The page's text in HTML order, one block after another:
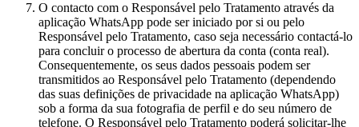
O contacto com o Responsável pelo Tratamento através da
aplicação WhatsApp pode ser iniciado por si ou pelo
Responsável pelo Tratamento, caso seja necessário contactá-lo
para concluir o processo de abertura da conta (conta real).
Consequentemente, os seus dados pessoais podem ser
transmitidos ao Responsável pelo Tratamento (dependendo
das suas definições de privacidade na aplicação WhatsApp)
sob a forma da sua fotografia de perfil e do seu número de
telefone. O Responsável pelo Tratamento poderá solicitar-lhe